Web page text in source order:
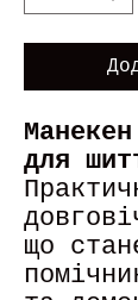
для
що